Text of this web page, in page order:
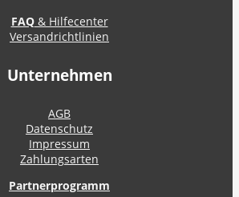
FAQ& Hilfecenter
Versandrichtlinien
Unternehmen
AGB
Datenschutz
Impressum
Zahlungsarten
Partnerprogramm